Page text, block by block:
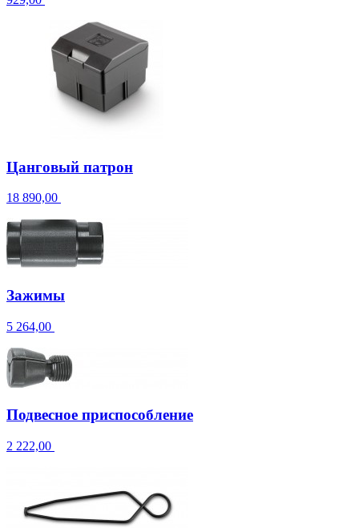
Цанговый патрон
18 890,00
Зажимы
5 264,00
Подвесное приспособление
2 222,00